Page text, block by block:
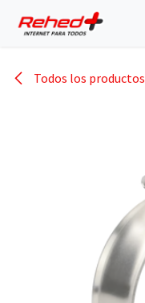
Todos los productos